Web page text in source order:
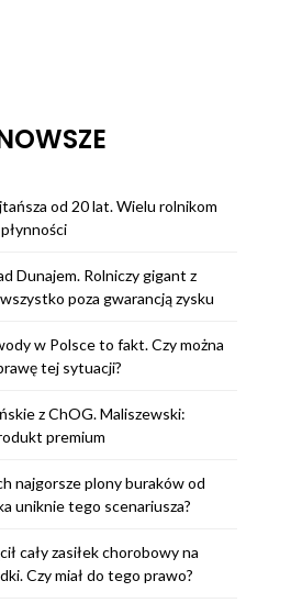
od 20 lat. Wielu rolnikom
Dunajem. Rolniczy gigant z
poza gwarancją zysku
w Polsce to fakt. Czy można
tej sytuacji?
z ChOG. Maliszewski:
premium
najgorsze plony buraków od
uniknie tego scenariusza?
cały zasiłek chorobowy na
Czy miał do tego prawo?